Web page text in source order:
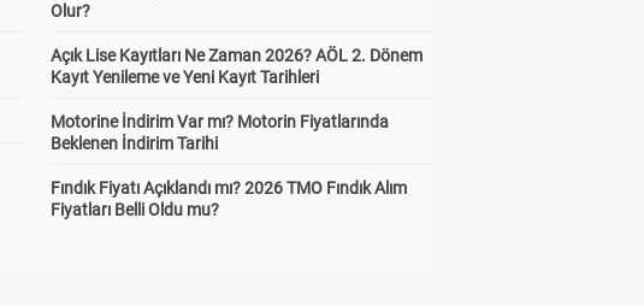
Olur?
Açık Lise Kayıtları Ne Zaman 2026? AÖL 2. Dönem
Kayıt Yenileme ve Yeni Kayıt Tarihleri
Motorine İndirim Var mı? Motorin Fiyatlarında
Beklenen İndirim Tarihi
Fındık Fiyatı Açıklandı mı? 2026 TMO Fındık Alım
Fiyatları Belli Oldu mu?